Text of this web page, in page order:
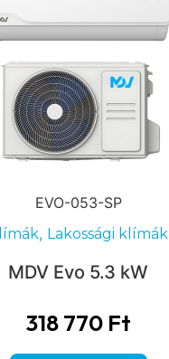
EVO-053-SP
, Lakossági klímák
MDV Evo 5.3 kW
318 770 Ft